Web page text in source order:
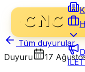
Tüm duyurular
Duyuru
17